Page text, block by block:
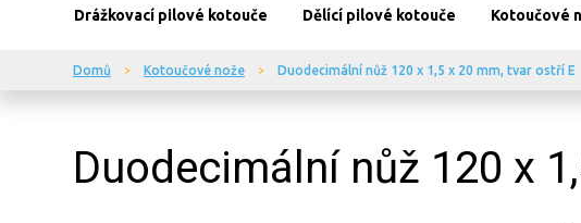
Drážkovací pilové kotouče Dělící pilové kotouče Kotoučové
Domů Kotoučové nože Duodecimální nůž 120 x 1,5 x 20 mm, tvar ostří E
Duodecimální nůž 120 x